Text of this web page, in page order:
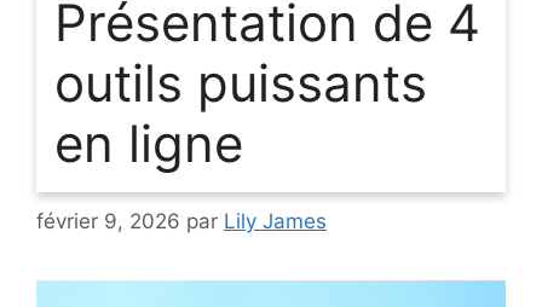
Présentation de 4
outils puissants
en ligne
février 9, 2026 par Lily James